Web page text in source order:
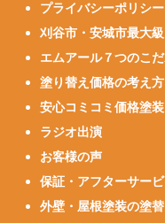
プライバシーポリシー
刈谷市・安城市最大
エムアール７つのこだ
塗り替え価格の考え方
安心コミコミ価格塗
ラジオ出演
お客様の声
保証・アフターサー
外壁・屋根塗装の塗